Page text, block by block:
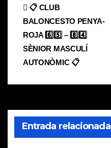
Navegación
de
entradas
📋 CLUB
BALONCESTO PENYA-
ROJA 6️⃣5️⃣ – 8️⃣4️⃣
SÈNIOR MASCULÍ
AUTONÒMIC 📋
Entrada relacionada